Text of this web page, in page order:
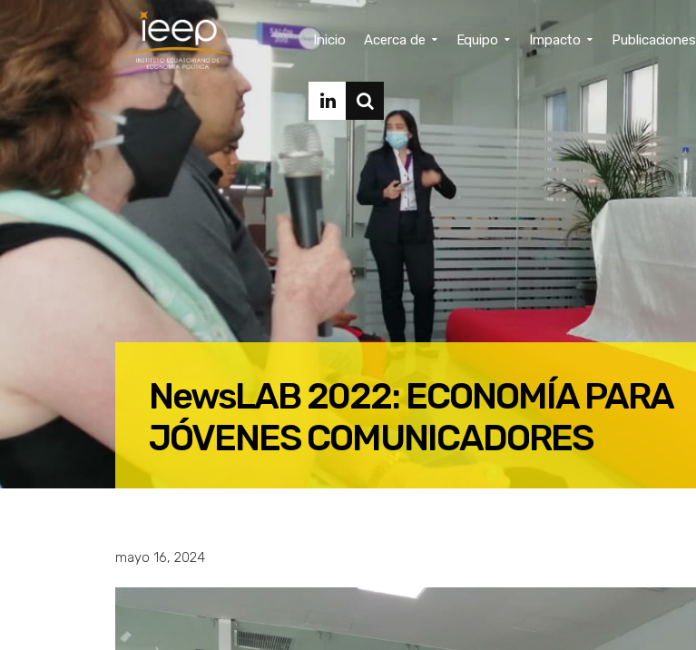
Inicio Acerca de Equipo Impacto Publicaciones
NewsLAB 2022: ECONOMÍA PARA
JÓVENES COMUNICADORES
mayo 16, 2024